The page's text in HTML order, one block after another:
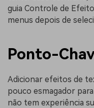
guia Controle de
menus depois de
Ponto-
Adicionar efeitos de
pouco esmagador
não tem experiência